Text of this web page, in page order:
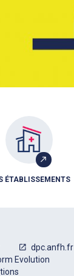
ÉTABLISSEMENTS
dpc.anfh.fr
Evolution